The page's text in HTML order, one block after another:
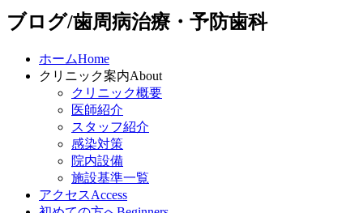
ブログ/歯周病治療・予防歯科
ホームHome
クリニック案内About
クリニック概要
医師紹介
スタッフ紹介
感染対策
院内設備
施設基準一覧
アクセスAccess